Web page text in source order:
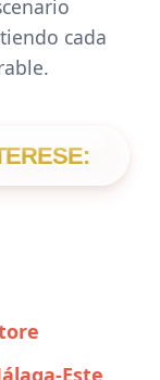
cada
Este